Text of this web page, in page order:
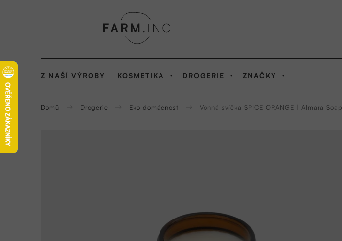
Z NAŠÍ VÝROBY KOSMETIKA DROGERIE ZNAČKY
Domů Drogerie Eko domácnost Vonná svíčka SPICE ORANGE | Almara Soap